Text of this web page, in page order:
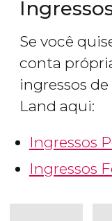
Se você
conta
ingressos
Land aqui:
Ingressos
Ingressos